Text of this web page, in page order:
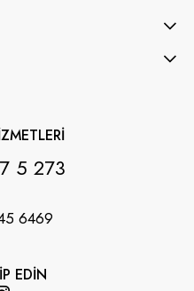
5 273
6469
EDİN